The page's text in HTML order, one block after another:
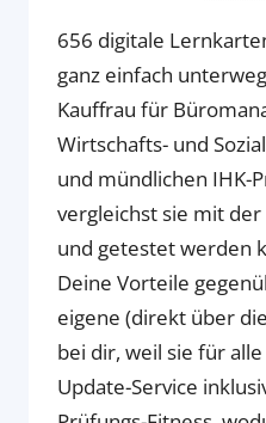
656 digitale
ganz einfach
Kauffrau für
Wirtschafts- und
und mündlichen IHK-
vergleichst sie mit
und getestet werden
Deine Vorteile
eigene (direkt über
bei dir, weil sie für
Update-Service